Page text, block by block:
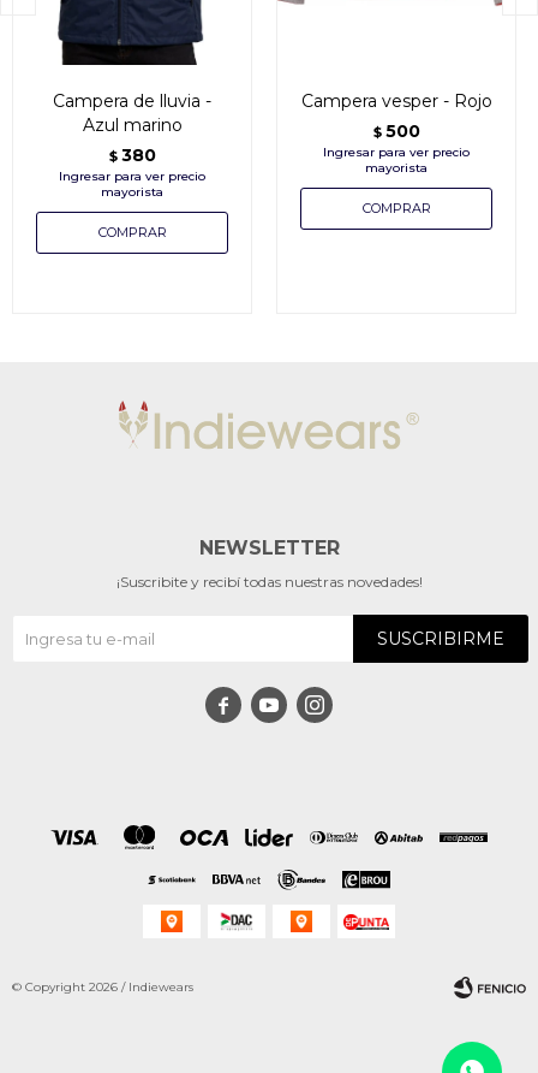
Campera de lluvia -
Azul marino
$ 380
Campera vesper - Rojo
$ 500
NEWSLETTER
¡Suscribite y recibí todas nuestras novedades!
SUSCRIBIRME
  
© Copyright 2026 / Indiewears